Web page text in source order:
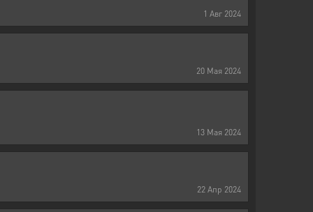
1 Авг 2024
20 Мая 2024
13 Мая 2024
22 Апр 2024